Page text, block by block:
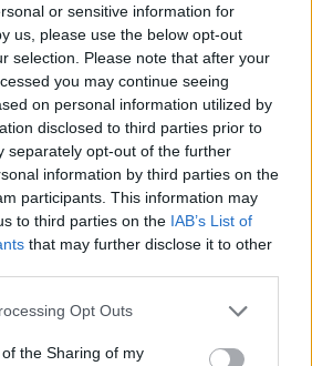
or sensitive information for
us, please use the below opt-out
selection. Please note that after your
you may continue seeing
on personal information utilized by
disclosed to third parties prior to
separately opt-out of the further
information by third parties on the
participants. This information may
to third parties on the IAB’s List of
that may further disclose it to other
app uses one or more Google
or usage behaviour. You may click to
Opt Outs
the Sharing of my